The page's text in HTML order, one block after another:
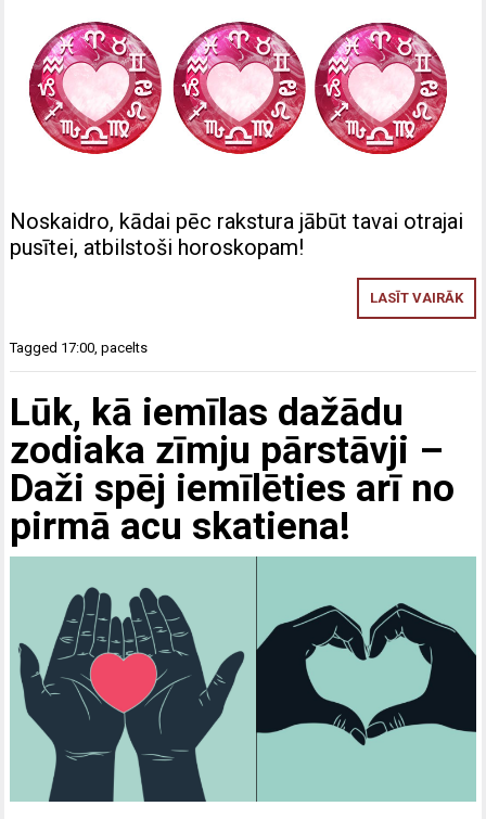
Noskaidro, kādai pēc rakstura jābūt tavai otrajai
pusītei, atbilstoši horoskopam!
LASĪT VAIRĀK
Tagged 17:00,pacelts
Lūk, kā iemīlas dažādu
zodiaka zīmju pārstāvji –
Daži spēj iemīlēties arī no
pirmā acu skatiena!